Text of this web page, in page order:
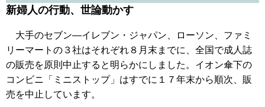
新婦人の行動、世論動かす
大手のセブン―イレブン・ジャパン、ローソン、ファミ
リーマートの３社はそれぞれ８月末までに、全国で成人誌
の販売を原則中止すると明らかにしました。イオン傘下の
コンビニ「ミニストップ」はすでに１７年末から順次、販
売を中止しています。